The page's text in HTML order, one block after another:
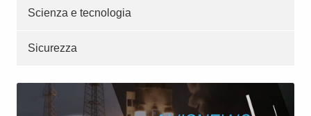
Scienza e tecnologia
Sicurezza